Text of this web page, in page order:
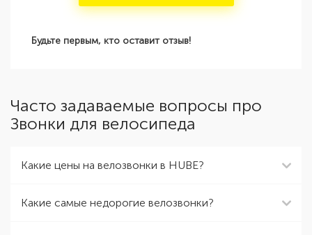
Будьте первым, кто оставит отзыв!
Часто задаваемые вопросы про
Звонки для велосипеда
Какие цены на велозвонки в HUBE?
Какие самые недорогие велозвонки?